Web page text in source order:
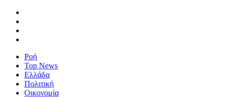
Ροή
Top News
Ελλάδα
Πολιτική
Οικονομία